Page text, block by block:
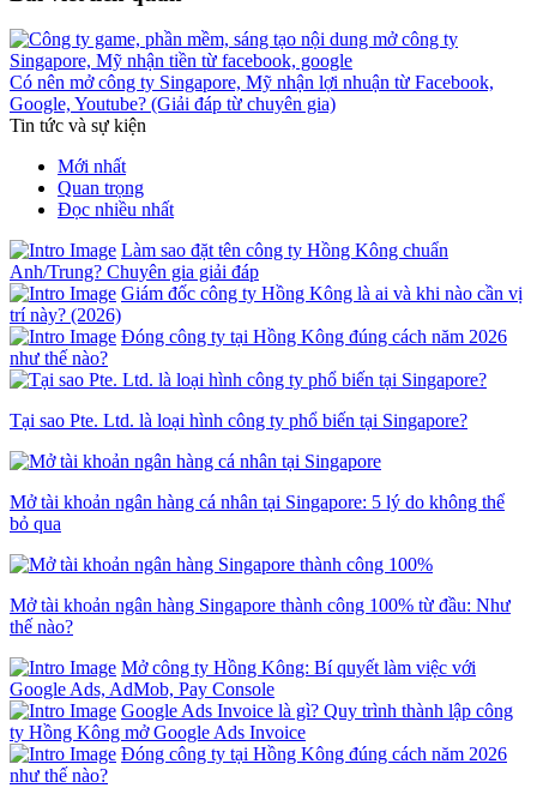
Có nên mở công ty Singapore, Mỹ nhận lợi nhuận từ Facebook,
Google, Youtube? (Giải đáp từ chuyên gia)
Tin tức và sự kiện
Mới nhất
Quan trọng
Đọc nhiều nhất
Làm sao đặt tên công ty Hồng Kông chuẩn
Anh/Trung? Chuyên gia giải đáp
Giám đốc công ty Hồng Kông là ai và khi nào cần vị
trí này? (2026)
Đóng công ty tại Hồng Kông đúng cách năm 2026
như thế nào?
Tại sao Pte. Ltd. là loại hình công ty phổ biến tại Singapore?
Mở tài khoản ngân hàng cá nhân tại Singapore: 5 lý do không thể
bỏ qua
Mở tài khoản ngân hàng Singapore thành công 100% từ đầu: Như
thế nào?
Mở công ty Hồng Kông: Bí quyết làm việc với
Google Ads, AdMob, Pay Console
Google Ads Invoice là gì? Quy trình thành lập công
ty Hồng Kông mở Google Ads Invoice
Đóng công ty tại Hồng Kông đúng cách năm 2026
như thế nào?